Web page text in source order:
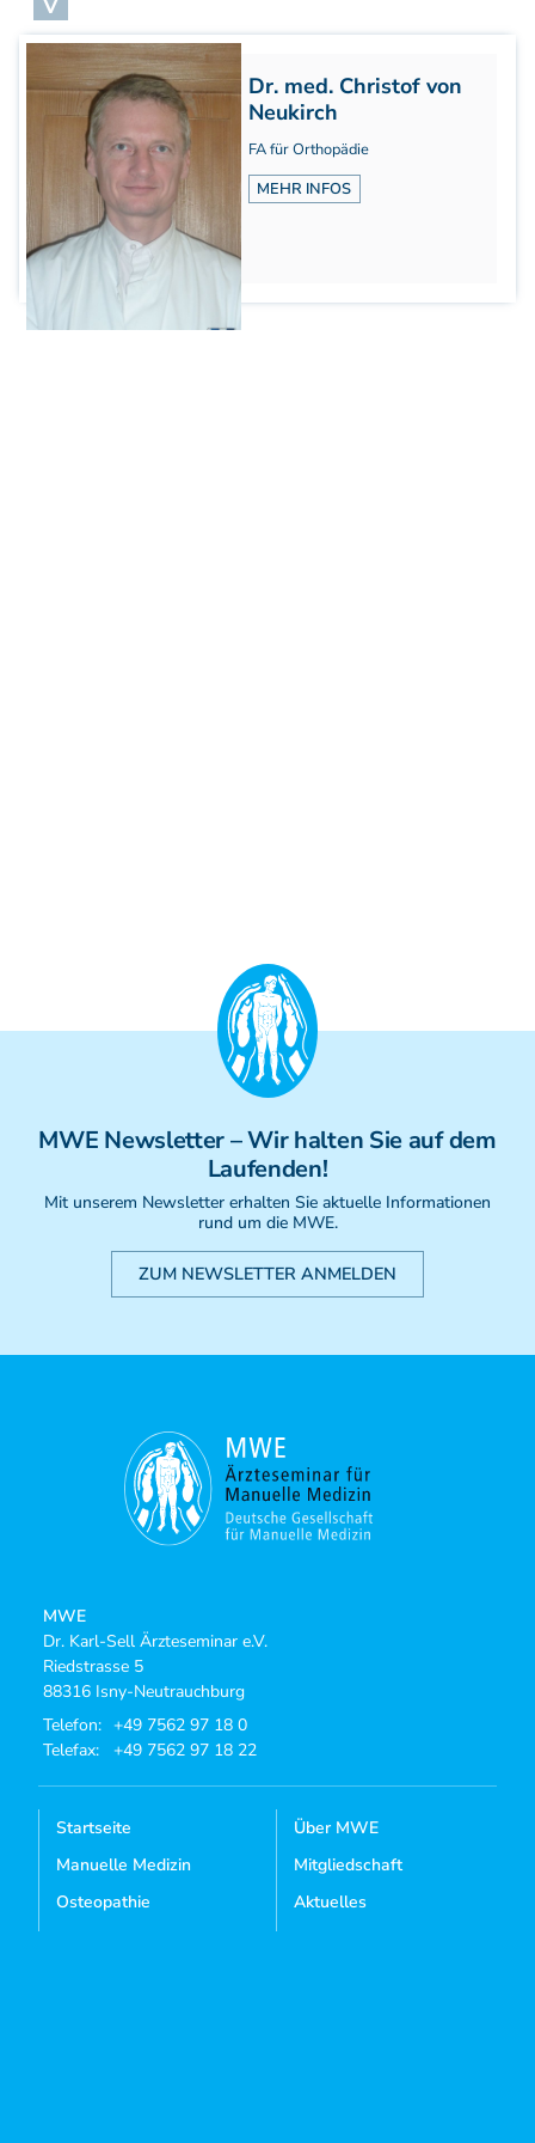
Aufbaukurs Modul 8
Fortbildung & Zusatzkurse
Refresherkurse Manuelle Medizin
Kinesio-Sport-Taping
Krankengymnastik am Gerät
CMD
PNE - Pain Neuroscience Education
Fortbildung - Osteopathie
Grundprogramm
Kursreihe Sportosteopathie - Zertifikat
KURSE PHYSIOTHERAPEUTEN
Weiterbildung - Manuelle Therapie
Prüfung
Fortbildung & Zusatzkurse
CMD
Krankengymnatik am Gerät
Kinesio-Sport-Taping
PNE - Pain Neuroscience Education
Dr. med. Christof von
Neukirch
FA für Orthopädie
MEHR INFOS
MWE Newsletter– Wir halten Sie auf dem
Laufenden!
Mit unserem Newsletter erhalten Sie aktuelle Informationen
rund um die MWE.
ZUM NEWSLETTER ANMELDEN
MWE
Dr. Karl-Sell Ärzteseminar e.V.
Riedstrasse 5
88316 Isny-Neutrauchburg
Telefon: +49 7562 97 18 0
Telefax:
+49 7562 97 18 22
Startseite
Manuelle Medizin
Osteopathie
Über MWE
Mitgliedschaft
Aktuelles